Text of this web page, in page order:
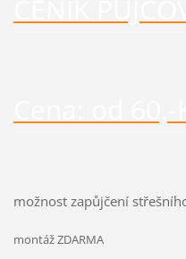
možnost zapůjčení
montáž ZDARMA